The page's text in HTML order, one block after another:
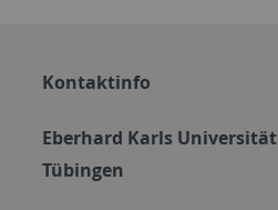
Kontaktinfo
Eberhard Karls Universität
Tübingen